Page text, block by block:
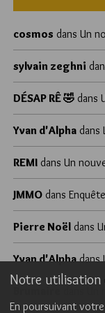
cosmos dans Un
sylvain zeghni
DÉSAP RÊ 🤣 dans
Yvan d'Alpha dans
REMI dans Un
JMMO dans
Pierre Noël dans
Yvan d'Alphadans
Notre utilisation
En poursuivant